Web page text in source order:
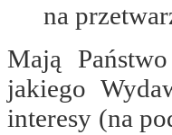
na
Mają
jakiego
interesy (na